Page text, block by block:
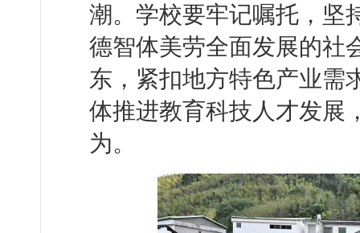
潮。学校要牢记嘱托，坚
德智体美劳全面发展的社
东，紧扣地方特色产业需
体推进教育科技人才发展
为。